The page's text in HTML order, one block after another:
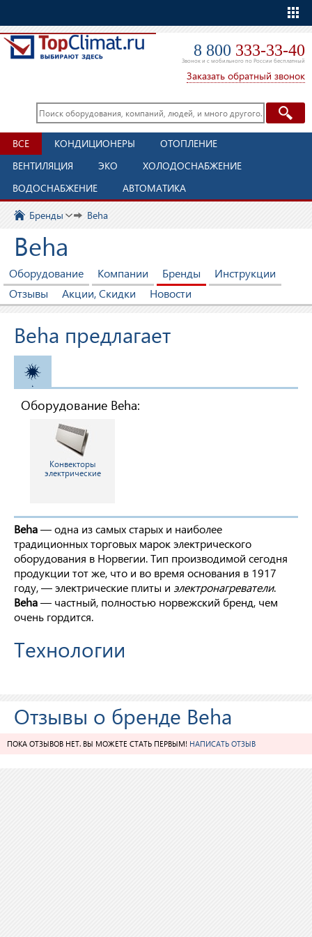
8 800 333-33-40
Звонок и с мобильного по России бесплатный
Заказать обратный звонок
ВСЕ КОНДИЦИОНЕРЫ
ОТОПЛЕНИЕ
ВЕНТИЛЯЦИЯ
ЭКО
ХОЛОДОСНАБЖЕНИЕ
ВОДОСНАБЖЕНИЕ
АВТОМАТИКА
Бренды Beha
Beha
Оборудование Компании Бренды
Инструкции
Отзывы
Акции, Скидки Новости
Beha предлагает
Оборудование Beha:
Конвекторы
электрические
Beha— одна из самых старых и наиболее
традиционных торговых марок электрического
оборудования в Норвегии. Тип производимой сегодня
продукции тот же, что и во время основания в 1917
году, — электрические плиты и электронагреватели.
Beha— частный, полностью норвежский бренд, чем
очень гордится.
Технологии
Отзывы о бренде Beha
ПОКА ОТЗЫВОВ НЕТ. ВЫ МОЖЕТЕ СТАТЬ ПЕРВЫМ! НАПИСАТЬ ОТЗЫВ